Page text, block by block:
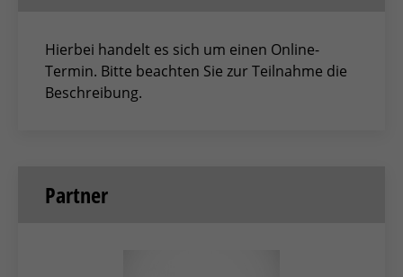
Hierbei handelt es sich um einen Online-
Termin. Bitte beachten Sie zur Teilnahme die
Beschreibung.
Partner